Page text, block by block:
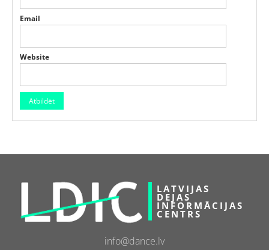
Email
Website
LATVIJAS
DEJAS
INFORMĀCIJAS
CENTRS
info@dance.lv